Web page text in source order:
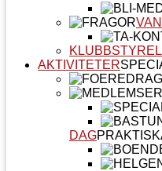
AKTIVITETER
DAG